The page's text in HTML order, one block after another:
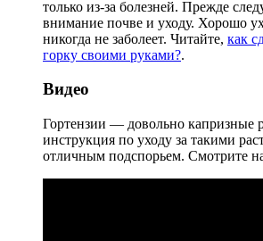
только из-за болезней. Прежде
внимание почве и уходу. Хорошо
никогда не заболеет. Читайте, как
горку своими руками?.
Видео
Гортензии — довольно капризные
инструкция по уходу за такими
отличным подспорьем. Смотрите